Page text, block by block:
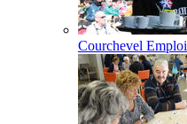
Courchevel Emploi